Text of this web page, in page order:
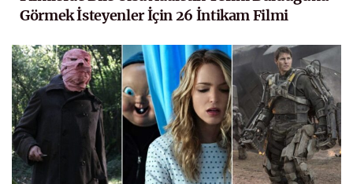
Görmek İsteyenler İçin 26 İntikam Filmi